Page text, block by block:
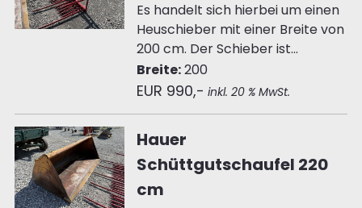
Es handelt sich hierbei um einen
Heuschieber mit einer Breite von
200 cm. Der Schieber ist...
Breite:200
EUR 990,- inkl. 20 % MwSt.
Hauer
Schüttgutschaufel 220
cm